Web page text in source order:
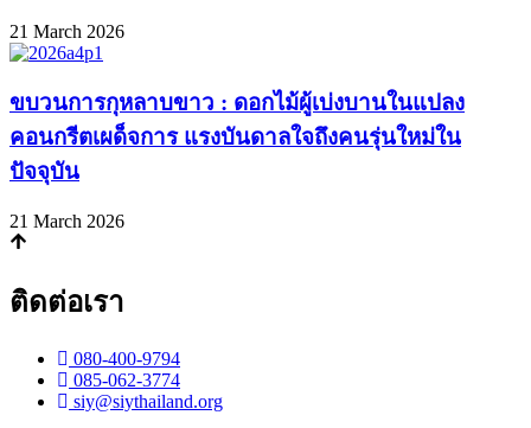
21 March 2026
ขบวนการกุหลาบขาว : ดอกไม้ผู้เบ่งบานในแปลง
คอนกรีตเผด็จการ แรงบันดาลใจถึงคนรุ่นใหม่ใน
ปัจจุบัน
21 March 2026
ติดต่อเรา
080-400-9794
085-062-3774
siy@siythailand.org